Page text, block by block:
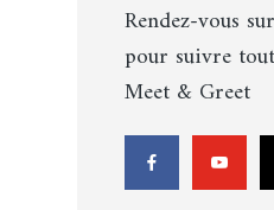
Rendez-vous
pour suivre
Meet & Greet